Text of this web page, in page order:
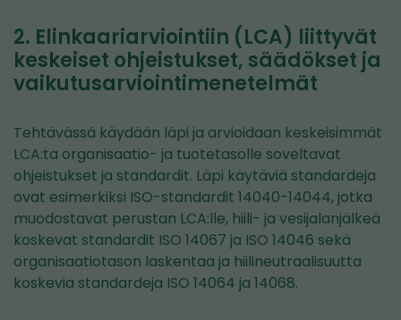
2. Elinkaariarviointiin (LCA) liittyvät
keskeiset ohjeistukset, säädökset ja
vaikutusarviointimenetelmät
Tehtävässä käydään läpi ja arvioidaan keskeisimmät
LCA:ta organisaatio- ja tuotetasolle soveltavat
ohjeistukset ja standardit. Läpi käytäviä standardeja
ovat esimerkiksi ISO-standardit 14040-14044, jotka
muodostavat perustan LCA:lle, hiili- ja vesijalanjälkeä
koskevat standardit ISO 14067 ja ISO 14046 sekä
organisaatiotason laskentaa ja hiilineutraalisuutta
koskevia standardeja ISO 14064 ja 14068.